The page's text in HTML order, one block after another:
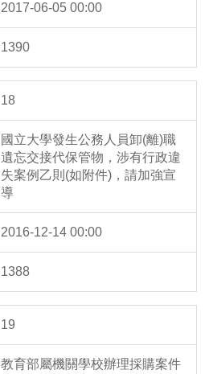
2017-06-05 00:00
1390
18
國立大學發生公務人員卸(離)職
遺忘交接代保管物，涉有行政違
失案例乙則(如附件)，請加強宣
導
2016-12-14 00:00
1388
19
教育部屬機關學校辦理採購案件